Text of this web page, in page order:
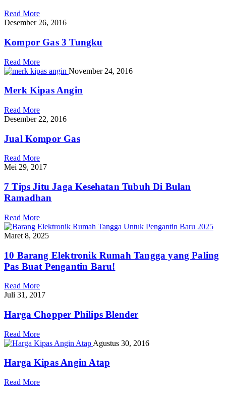
Read More
Desember 26, 2016
Kompor Gas 3 Tungku
Read More
November 24, 2016
Merk Kipas Angin
Read More
Desember 22, 2016
Jual Kompor Gas
Read More
Mei 29, 2017
7 Tips Jitu Jaga Kesehatan Tubuh Di Bulan
Ramadhan
Read More
Maret 8, 2025
10 Barang Elektronik Rumah Tangga yang Paling
Pas Buat Pengantin Baru!
Read More
Juli 31, 2017
Harga Chopper Philips Blender
Read More
Agustus 30, 2016
Harga Kipas Angin Atap
Read More